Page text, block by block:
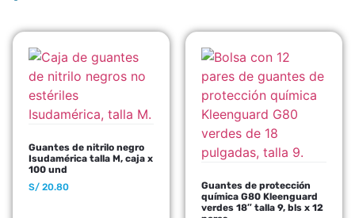
Guantes de nitrilo negro
Isudamérica talla M, caja x
100 und
S/ 20.80
Guantes de protección
química G80 Kleenguard
verdes 18″ talla 9, bls x 12